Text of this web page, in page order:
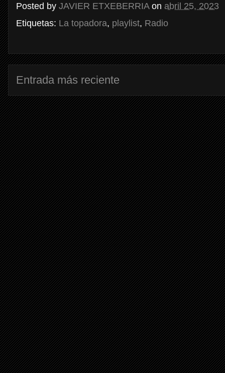
Posted by JAVIER ETXEBERRIA on abril 25, 2023
Etiquetas: La topadora, playlist, Radio
Entrada más reciente